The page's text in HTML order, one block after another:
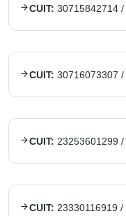
CUIT: 30715842714 /
CUIT: 30716073307 /
CUIT: 23253601299 /
CUIT: 23330116919 /